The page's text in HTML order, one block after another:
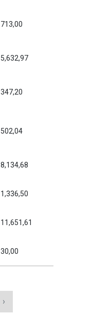
713,00
5,632,97
347,20
502,04
8,134,68
1,336,50
11,651,61
30,00
›